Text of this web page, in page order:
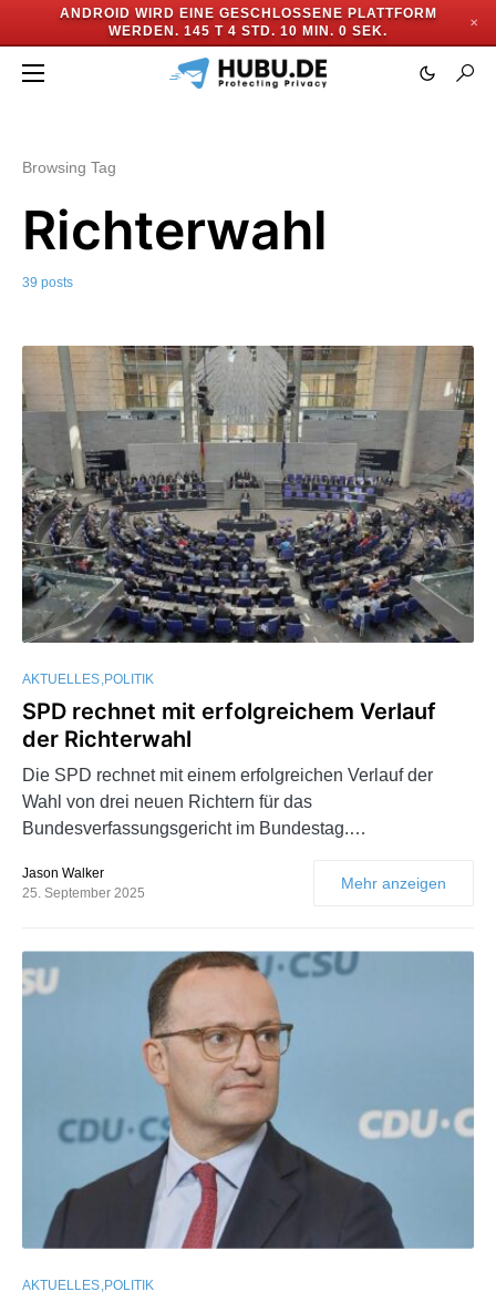
ANDROID WIRD EINE GESCHLOSSENE PLATTFORM
WERDEN. 145 T 4 STD. 9 MIN. 57 SEK.
✕
Browsing Tag
Richterwahl
39 posts
AKTUELLES POLITIK
SPD rechnet mit erfolgreichem Verlauf
der Richterwahl
Die SPD rechnet mit einem erfolgreichen Verlauf der
Wahl von drei neuen Richtern für das
Bundesverfassungsgericht im Bundestag.…
Jason Walker
25. September 2025
Mehr anzeigen
AKTUELLES POLITIK